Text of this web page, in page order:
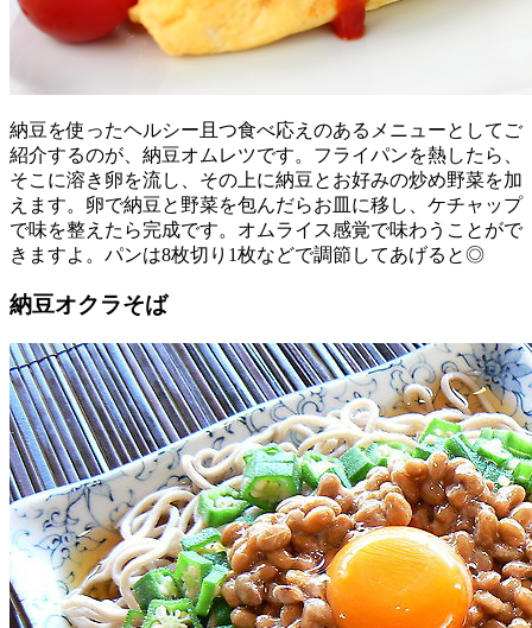
納豆を使ったヘルシー且つ食べ応えのあるメニューとしてご
紹介するのが、納豆オムレツです。フライパンを熱したら、
そこに溶き卵を流し、その上に納豆とお好みの炒め野菜を加
えます。卵で納豆と野菜を包んだらお皿に移し、ケチャップ
で味を整えたら完成です。オムライス感覚で味わうことがで
きますよ。パンは8枚切り1枚などで調節してあげると◎
納豆オクラそば